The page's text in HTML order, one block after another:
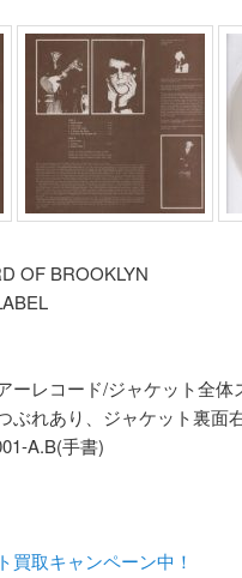
OF BROOKLYN
ーレコード/ジャケット全
ぶれあり、ジャケット裏面
A.B(手書)
買取キャンペーン中！